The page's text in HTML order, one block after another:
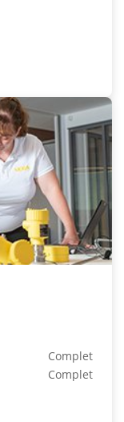
Complet
Complet